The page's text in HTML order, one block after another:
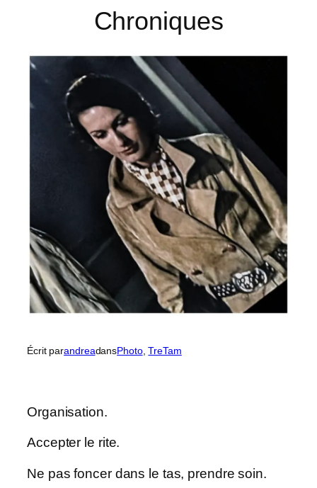
Chroniques
Écrit parandreadansPhoto, TreTam
Organisation.
Accepter le rite.
Ne pas foncer dans le tas, prendre soin.